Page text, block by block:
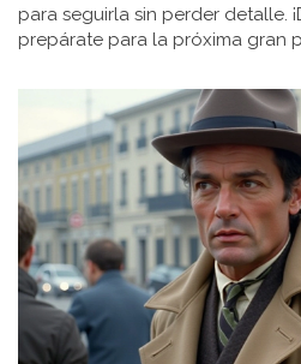
para seguirla sin perder detalle.
prepárate para la próxima gran